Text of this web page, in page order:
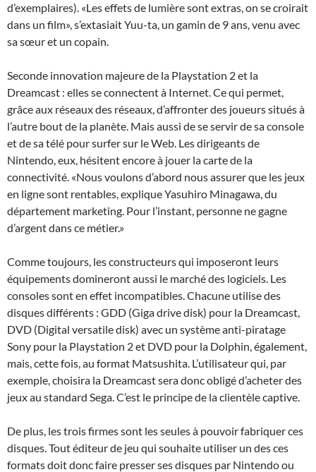
d’exemplaires). «Les effets de lumière sont extras, on se croirait
dans un film», s’extasiait Yuu-ta, un gamin de 9 ans, venu avec
sa sœur et un copain.
Seconde innovation majeure de la Playstation 2 et la
Dreamcast : elles se connectent à Internet. Ce qui permet,
grâce aux réseaux des réseaux, d’affronter des joueurs situés à
l’autre bout de la planète. Mais aussi de se servir de sa console
et de sa télé pour surfer sur le Web. Les dirigeants de
Nintendo, eux, hésitent encore à jouer la carte de la
connectivité. «Nous voulons d’abord nous assurer que les jeux
en ligne sont rentables, explique Yasuhiro Minagawa, du
département marketing. Pour l’instant, personne ne gagne
d’argent dans ce métier.»
Comme toujours, les constructeurs qui imposeront leurs
équipements domineront aussi le marché des logiciels. Les
consoles sont en effet incompatibles. Chacune utilise des
disques différents : GDD (Giga drive disk) pour la Dreamcast,
DVD (Digital versatile disk) avec un système anti-piratage
Sony pour la Playstation 2 et DVD pour la Dolphin, également,
mais, cette fois, au format Matsushita. L’utilisateur qui, par
exemple, choisira la Dreamcast sera donc obligé d’acheter des
jeux au standard Sega. C’est le principe de la clientèle captive.
De plus, les trois firmes sont les seules à pouvoir fabriquer ces
disques. Tout éditeur de jeu qui souhaite utiliser un des ces
formats doit donc faire presser ses disques par Nintendo ou